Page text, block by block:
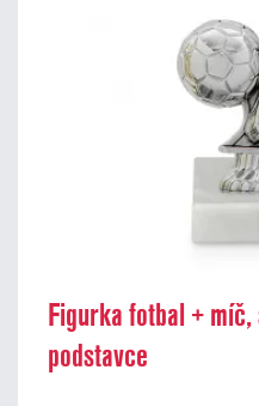
Figurka fotbal +
podstavce